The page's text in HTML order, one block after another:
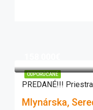
ODPORÚČANÉ